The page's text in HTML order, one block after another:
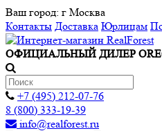
Ваш город: г Москва
Контакты Доставка Юрлицам
ОФИЦИАЛЬНЫЙ ДИЛЕР
+7 (495) 212-07-76
8 (800) 333-19-39
info@realforest.ru